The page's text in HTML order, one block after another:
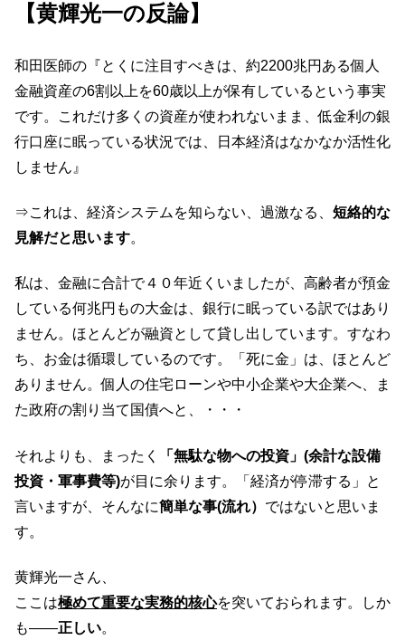
【黄輝光一の反論】
和田医師の『とくに注目すべきは、約2200兆円ある個人
金融資産の6割以上を60歳以上が保有しているという事実
です。これだけ多くの資産が使われないまま、低金利の銀
行口座に眠っている状況では、日本経済はなかなか活性化
しません』
⇒これは、経済システムを知らない、過激なる、 短絡的な
見解だと思います。
私は、金融に合計で４０年近くいましたが、高齢者が預金
している何兆円もの大金は、銀行に眠っている訳ではあり
ません。ほとんどが融資として貸し出しています。すなわ
ち、お金は循環しているのです。「死に金」は、ほとんど
ありません。個人の住宅ローンや中小企業や大企業へ、ま
た政府の割り当て国債へと、・・・
それよりも、まったく
「無駄な物への投資」(余計な設備
投資・軍事費等)が目に余ります。「経済が停滞する」と
言いますが、そんなに簡単な事(流れ） ではないと思いま
す。
黄輝光一さん、
ここは極めて重要な実務的核心を突いておられます。しか
も――正しい。